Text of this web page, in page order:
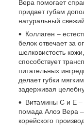
Вера помогает
придает губам
натуральный
Коллаген –
белок отвечает за
шелковистость
способствует
питательных
делает губки
задерживая
Витамины С и Е –
помада Алоэ Вера –
корейского